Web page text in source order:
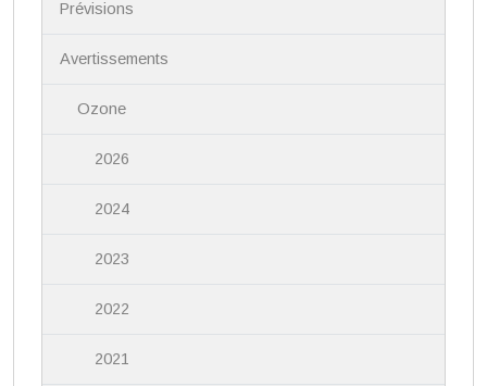
Prévisions
Avertissements
Ozone
2026
2024
2023
2022
2021